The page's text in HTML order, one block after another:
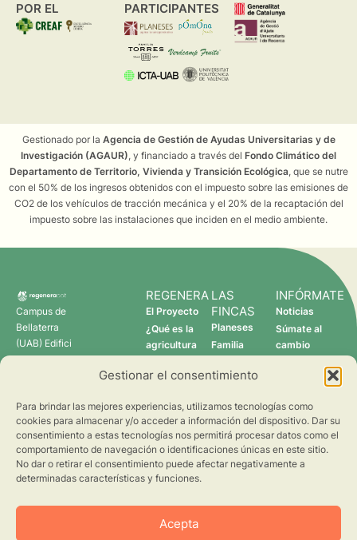
Gestionar el consentimiento
Para brindar las mejores experiencias, utilizamos tecnologías como
cookies para almacenar y/o acceder a información del dispositivo. Dar su
consentimiento a estas tecnologías nos permitirá procesar datos como el
comportamiento de navegación o identificaciones únicas en este sitio.
No dar o retirar el consentimiento puede afectar negativamente a
determinadas características y funciones.
Acepta
POR EL
PARTICIPANTES
Gestionado por la Agencia de Gestión de Ayudas Universitarias y de
Investigación (AGAUR), y financiado a través del Fondo Climático del
Departamento de Territorio, Vivienda y Transición Ecológica, que se nutre
con el 50% de los ingresos obtenidos con el impuesto sobre las emisiones de
CO2 de los vehículos de tracción mecánica y el 20% de la recaptación del
impuesto sobre las instalaciones que inciden en el medio ambiente.
Campus de
Bellaterra
(UAB) Edifici
C 08193
regenera@creaf.uab.cat
REGENERA
El Proyecto
¿Qué es la
agricultura
Quién somos
LAS
FINCAS
Planeses
Familia
Verdcamp
Pomona
Fruits
INFÓRMATE
Noticias
Súmate al
cambio